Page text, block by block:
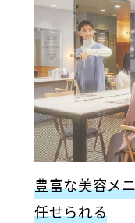
豊富な美容メ
任せられる